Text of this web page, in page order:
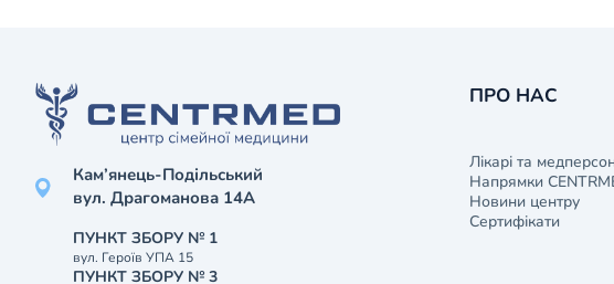
Кам’янець-Подільський
вул. Драгоманова 14А
ПУНКТ ЗБОРУ № 1
вул. Героїв УПА 15
ПУНКТ ЗБОРУ № 3
ПРО НАС
Лікарі та
Напрямки
Новини центру
Сертифікати